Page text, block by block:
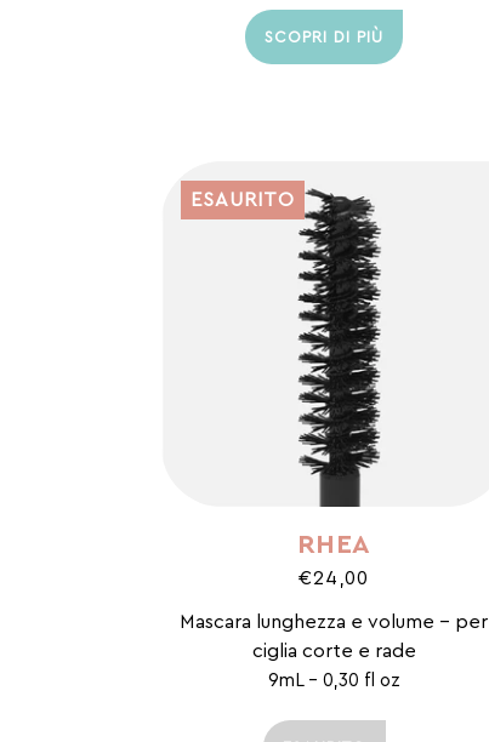
SCOPRI DI PIÙ
ESAURITO
RHEA
€24,00
Mascara lunghezza e volume - per
ciglia corte e rade
9mL - 0,30 fl oz